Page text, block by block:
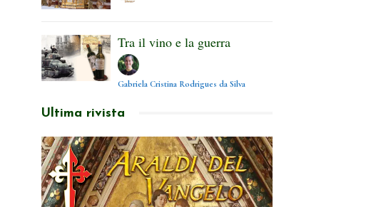
Tra il vino e la guerra
Gabriela Cristina Rodrigues da Silva
Ultima rivista